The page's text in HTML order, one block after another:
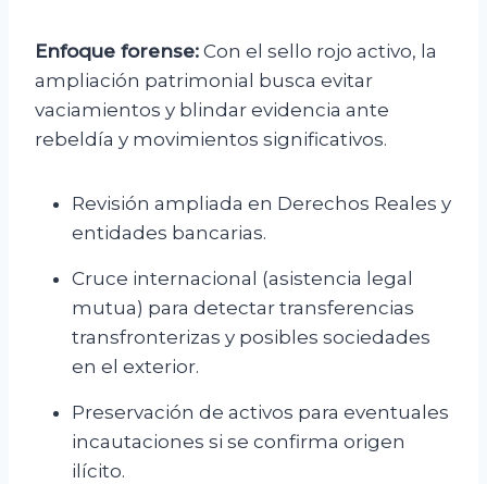
Enfoque forense: Con el sello rojo activo, la
ampliación patrimonial busca evitar
vaciamientos y blindar evidencia ante
rebeldía y movimientos significativos.
Revisión ampliada en Derechos Reales y
entidades bancarias.
Cruce internacional (asistencia legal
mutua) para detectar transferencias
transfronterizas y posibles sociedades
en el exterior.
Preservación de activos para eventuales
incautaciones si se confirma origen
ilícito.